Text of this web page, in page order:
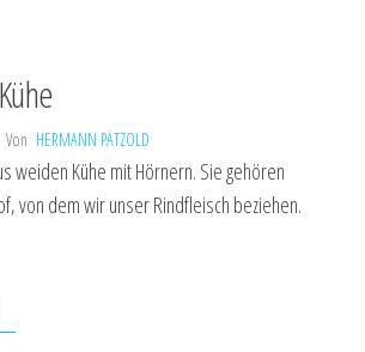
Von HERMANN PÄTZOLD
weiden Kühe mit Hörnern. Sie gehören
von dem wir unser Rindfleisch beziehen.